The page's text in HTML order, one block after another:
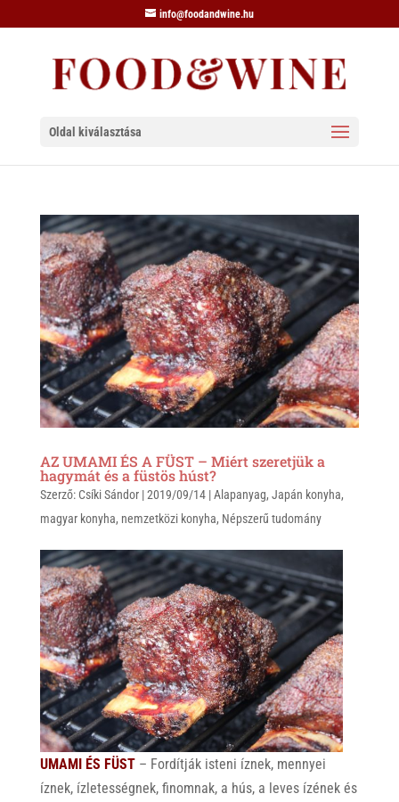
info@foodandwine.hu
Oldal kiválasztása
AZ UMAMI ÉS A FÜST – Miért szeretjük a
hagymát és a füstös húst?
Szerző: Csíki Sándor|2019/09/14|Alapanyag, Japán konyha,
magyar konyha, nemzetközi konyha, Népszerű tudomány
UMAMI ÉS FÜST– Fordítják isteni íznek, mennyei
íznek, ízletességnek, finomnak, a hús, a leves ízének és